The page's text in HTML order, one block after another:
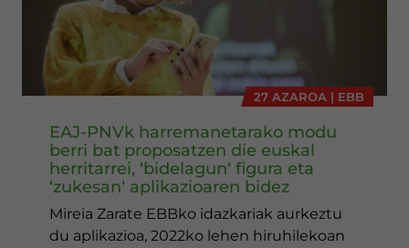
27 AZAROA | EBB
EAJ-PNVk harremanetarako modu
berri bat proposatzen die euskal
herritarrei, ‘bidelagun‘ figura eta
‘zukesan‘ aplikazioaren bidez
Mireia Zarate EBBko idazkariak aurkeztu
du aplikazioa, 2022ko lehen hiruhilekoan